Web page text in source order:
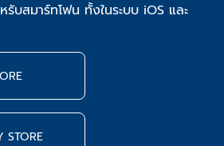
รับสมาร์ทโฟน ทั้งในระบบ iOS และ
STORE